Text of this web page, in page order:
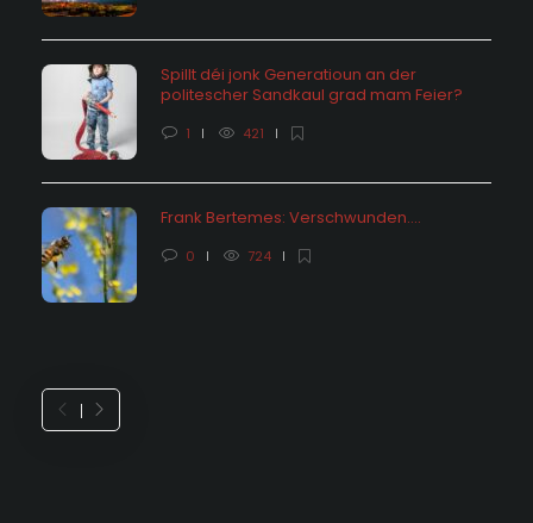
Spillt déi jonk Generatioun an der
politescher Sandkaul grad mam Feier?
1 421
Frank Bertemes: Verschwunden….
0 724